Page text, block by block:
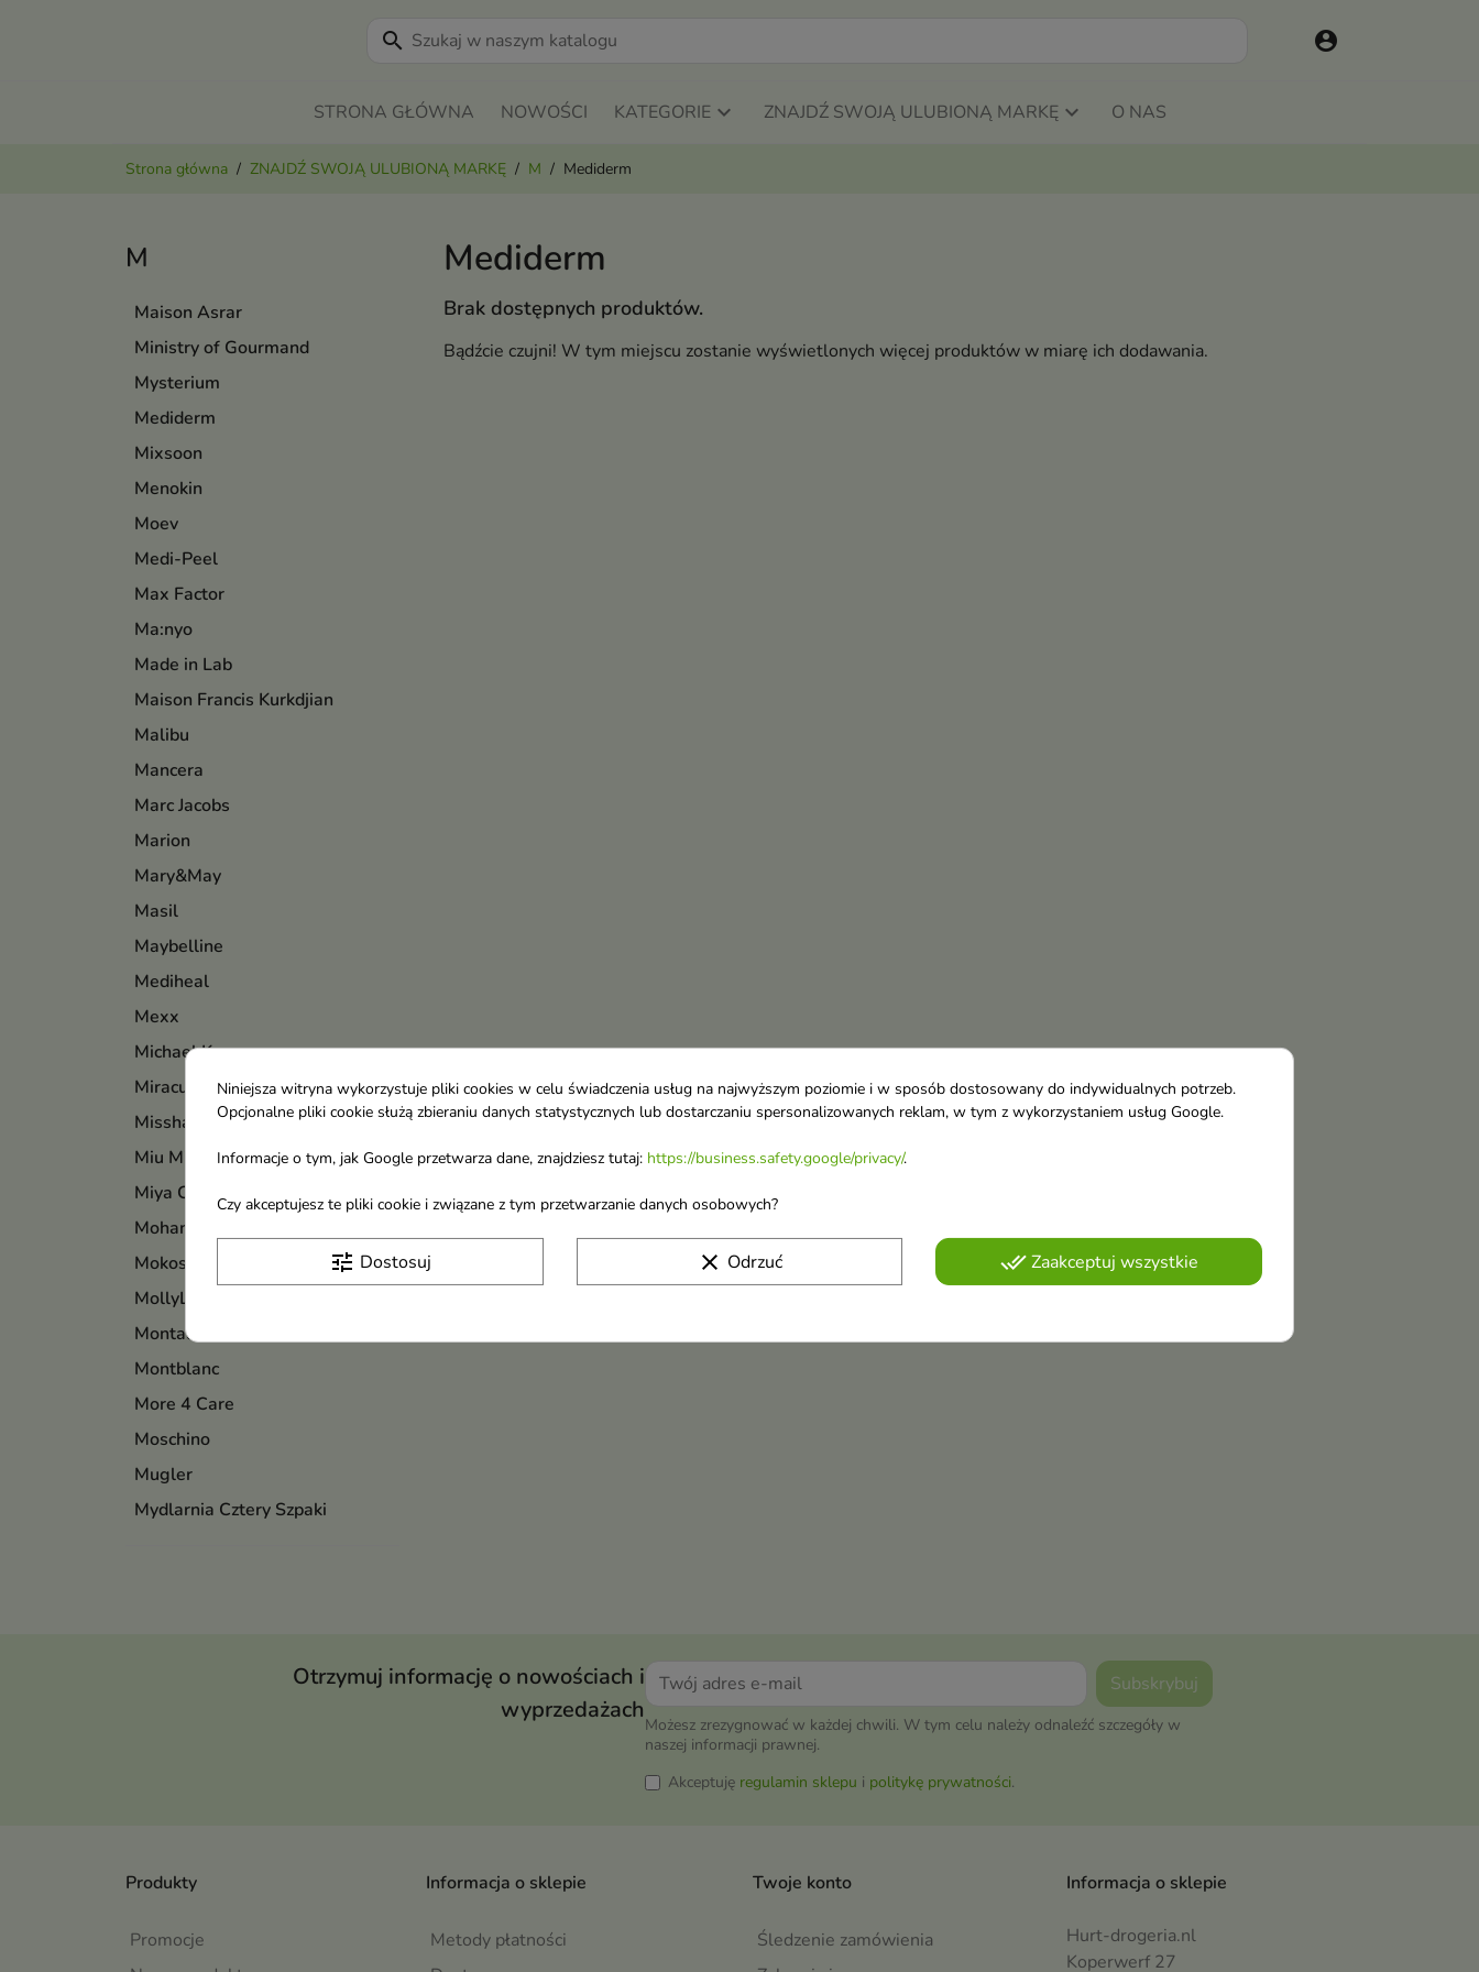
search account_circle
STRONA GŁÓWNA NOWOŚCI KATEGORIE ZNAJDŹ SWOJĄ ULUBIONĄ MARKĘ O NAS
Strona główna ZNAJDŹ SWOJĄ ULUBIONĄ MARKĘ M Mediderm
M
Maison Asrar
Ministry of Gourmand
Mysterium
Mediderm
Mixsoon
Menokin
Moev
Medi-Peel
Max Factor
Ma:nyo
Made in Lab
Maison Francis Kurkdjian
Malibu
Mancera
Marc Jacobs
Marion
Mary&May
Masil
Maybelline
Mediheal
Mexx
Michael Kors
Miraculum
Missha
Miu Miu
Miya Cosmetics
Mohani
Mokosh
MollyLac
Montale
Montblanc
More 4 Care
Moschino
Mugler
Mydlarnia Cztery Szpaki
Mediderm
Brak dostępnych produktów.
Bądźcie czujni! W tym miejscu zostanie wyświetlonych więcej produktów w miarę ich dodawania.
Otrzymuj informację o nowościach i
wyprzedażach
Możesz zrezygnować w każdej chwili. W tym celu należy odnaleźć szczegóły w
naszej informacji prawnej.
Akceptuję regulamin sklepu i politykę prywatności.
Produkty
Promocje
Informacja o sklepie
Metody płatności
Twoje konto
Śledzenie zamówienia
Informacja o sklepie
Hurt-drogeria.nl
Koperwerf 27
Niniejsza witryna wykorzystuje pliki cookies w celu świadczenia usług na najwyższym poziomie i w sposób dostosowany do indywidualnych potrzeb.
Opcjonalne pliki cookie służą zbieraniu danych statystycznych lub dostarczaniu spersonalizowanych reklam, w tym z wykorzystaniem usług Google.
Informacje o tym, jak Google przetwarza dane, znajdziesz tutaj: https://business.safety.google/privacy/.
Czy akceptujesz te pliki cookie i związane z tym przetwarzanie danych osobowych?
tune Dostosuj clear Odrzuć done_allZaakceptuj wszystkie